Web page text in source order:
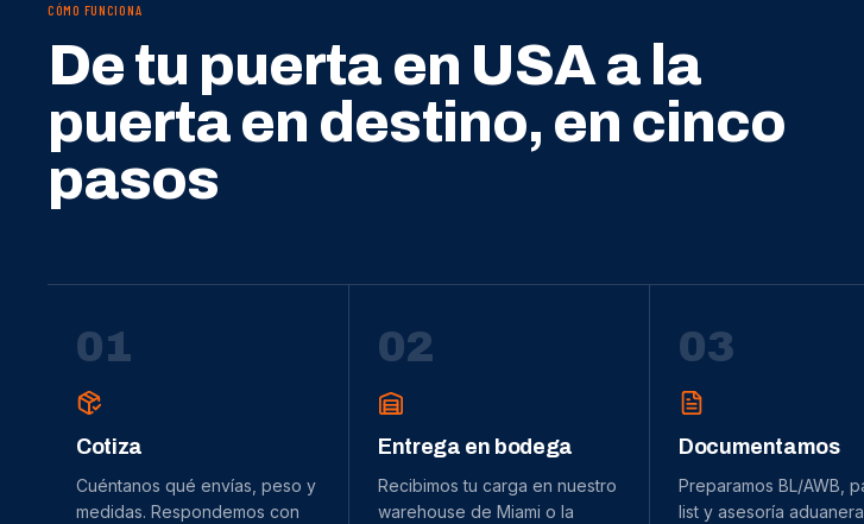
CÓMO FUNCIONA
De tu puerta en USA a la
puerta en destino, en cinco
pasos
01
Cotiza
Cuéntanos qué envías, peso y
medidas. Respondemos con
02
Entrega en bodega
Recibimos tu carga en nuestro
warehouse de Miami o la
03
Documentamos
Preparamos BL/AWB,
list y asesoría